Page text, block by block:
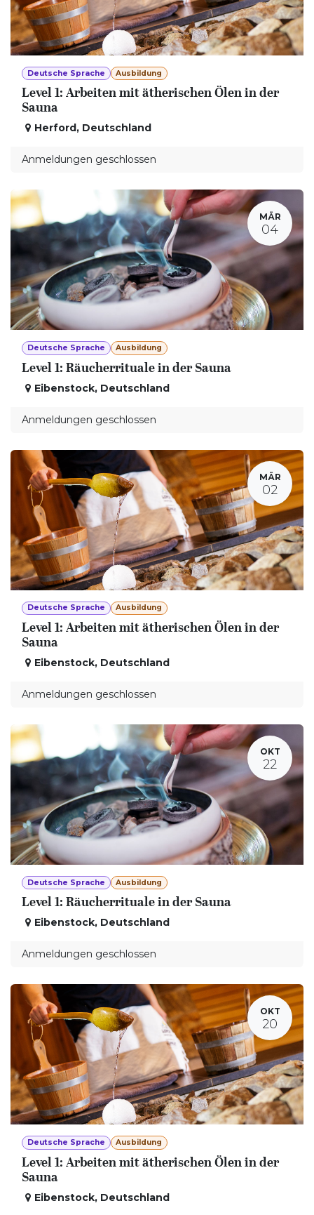
Deutsche Sprache Ausbildung
Level 1: Arbeiten mit ätherischen Ölen in der
Sauna
Herford , Deutschland
Anmeldungen geschlossen
MÄR
04
Deutsche Sprache Ausbildung
Level 1: Räucherrituale in der Sauna
Eibenstock, Deutschland
Anmeldungen geschlossen
MÄR
02
Deutsche Sprache Ausbildung
Level 1: Arbeiten mit ätherischen Ölen in der
Sauna
Eibenstock, Deutschland
Anmeldungen geschlossen
OKT
22
Deutsche Sprache Ausbildung
Level 1: Räucherrituale in der Sauna
Eibenstock, Deutschland
Anmeldungen geschlossen
OKT
20
Deutsche Sprache Ausbildung
Level 1: Arbeiten mit ätherischen Ölen in der
Sauna
Eibenstock, Deutschland